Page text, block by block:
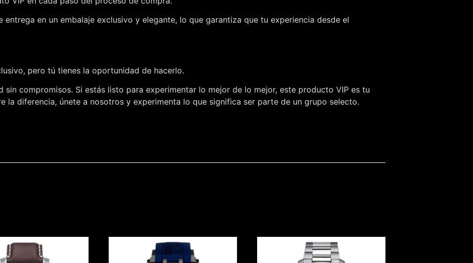
entrega en un embalaje exclusivo y elegante, lo que garantiza que tu experiencia desde el
pero tú tienes la oportunidad de hacerlo.
sin compromisos. Si estás listo para experimentar lo mejor de lo mejor, este producto VIP es tu
la diferencia, únete a nosotros y experimenta lo que significa ser parte de un grupo selecto.